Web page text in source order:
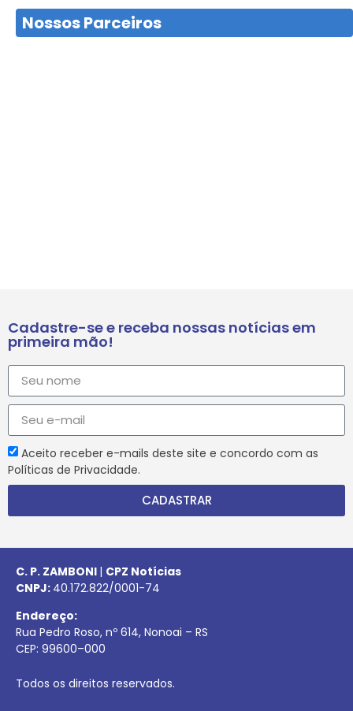
Nossos Parceiros
Cadastre-se e receba nossas notícias em
primeira mão!
Aceito receber e-mails deste site e concordo com as
Políticas de Privacidade.
CADASTRAR
C. P. ZAMBONI | CPZ Notícias
CNPJ: 40.172.822/0001-74
Endereço:
Rua Pedro Roso, nº 614, Nonoai – RS
CEP: 99600–000
Todos os direitos reservados.